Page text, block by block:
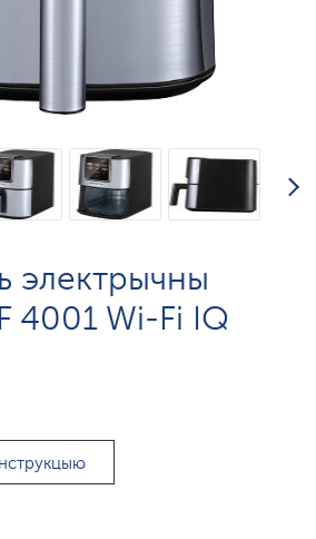
электрычны
4001 Wi-Fi IQ